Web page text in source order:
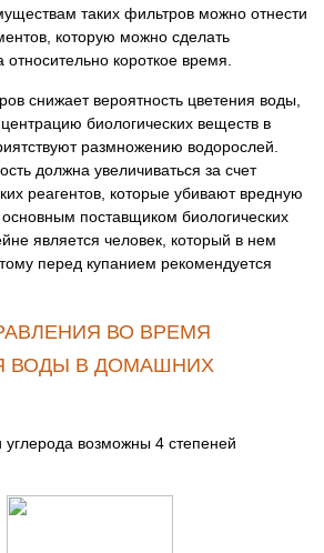
таких фильтров можно отнести
которую можно сделать
относительно короткое время.
снижает вероятность цветения воды,
биологических веществ в
размножению водорослей.
должна увеличиваться за счет
реагентов, которые убивают вредную
поставщиком биологических
является человек, который в нем
перед купанием рекомендуется
ВО ВРЕМЯ
ВОДЫ В ДОМАШНИХ
возможны 4 степеней